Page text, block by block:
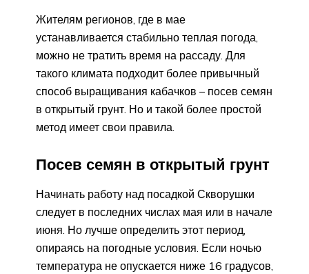
Жителям регионов, где в мае
устанавливается стабильно теплая погода,
можно не тратить время на рассаду. Для
такого климата подходит более привычный
способ выращивания кабачков – посев семян
в открытый грунт. Но и такой более простой
метод имеет свои правила.
Посев семян в открытый грунт
Начинать работу над посадкой Скворушки
следует в последних числах мая или в начале
июня. Но лучше определить этот период,
опираясь на погодные условия. Если ночью
температура не опускается ниже 16 градусов,